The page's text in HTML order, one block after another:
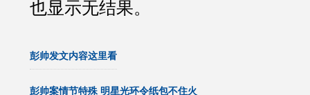
也显示无结果。
彭帅发文内容这里看
彭帅案情节特殊 明星光环令纸包不住火